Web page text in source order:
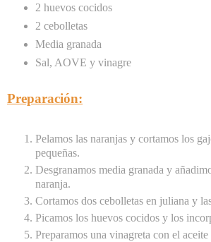
2 huevos cocidos
2 cebolletas
Media granada
Sal, AOVE y vinagre
Preparación:
Pelamos las naranjas y cortamos los
pequeñas.
Desgranamos media granada y
naranja.
Cortamos dos cebolletas en juliana y
Picamos los huevos cocidos y los
Preparamos una vinagreta con el